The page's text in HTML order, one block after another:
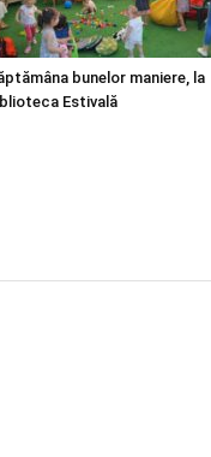
bunelor maniere, la
Estivală